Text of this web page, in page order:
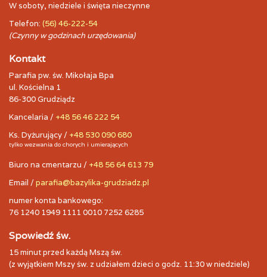
W soboty, niedziele i święta nieczynne
Telefon: (56) 46-222-54
(Czynny w godzinach urzędowania)
Kontakt
Parafia pw. św. Mikołaja Bpa
ul. Kościelna 1
86-300 Grudziądz
Kancelaria / +48 56 46 222 54
Ks. Dyżurujący / +48 530 090 680
tylko wezwania do chorych i umierających
Biuro na cmentarzu / +48 56 64 613 79
Email /parafia@bazylika-grudziadz.pl
numer konta bankowego:
76 1240 1949 1111 0010 7252 6285
Spowiedź św.
15 minut przed każdą Mszą św.
(z wyjątkiem Mszy św. z udziałem dzieci o godz. 11:30 w niedziele)